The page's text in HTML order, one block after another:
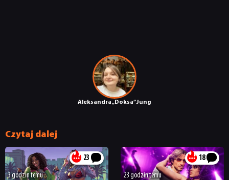
Aleksandra „Doksa” Jung
Czytaj dalej
23
3 godzin temu
18
23 godzin temu